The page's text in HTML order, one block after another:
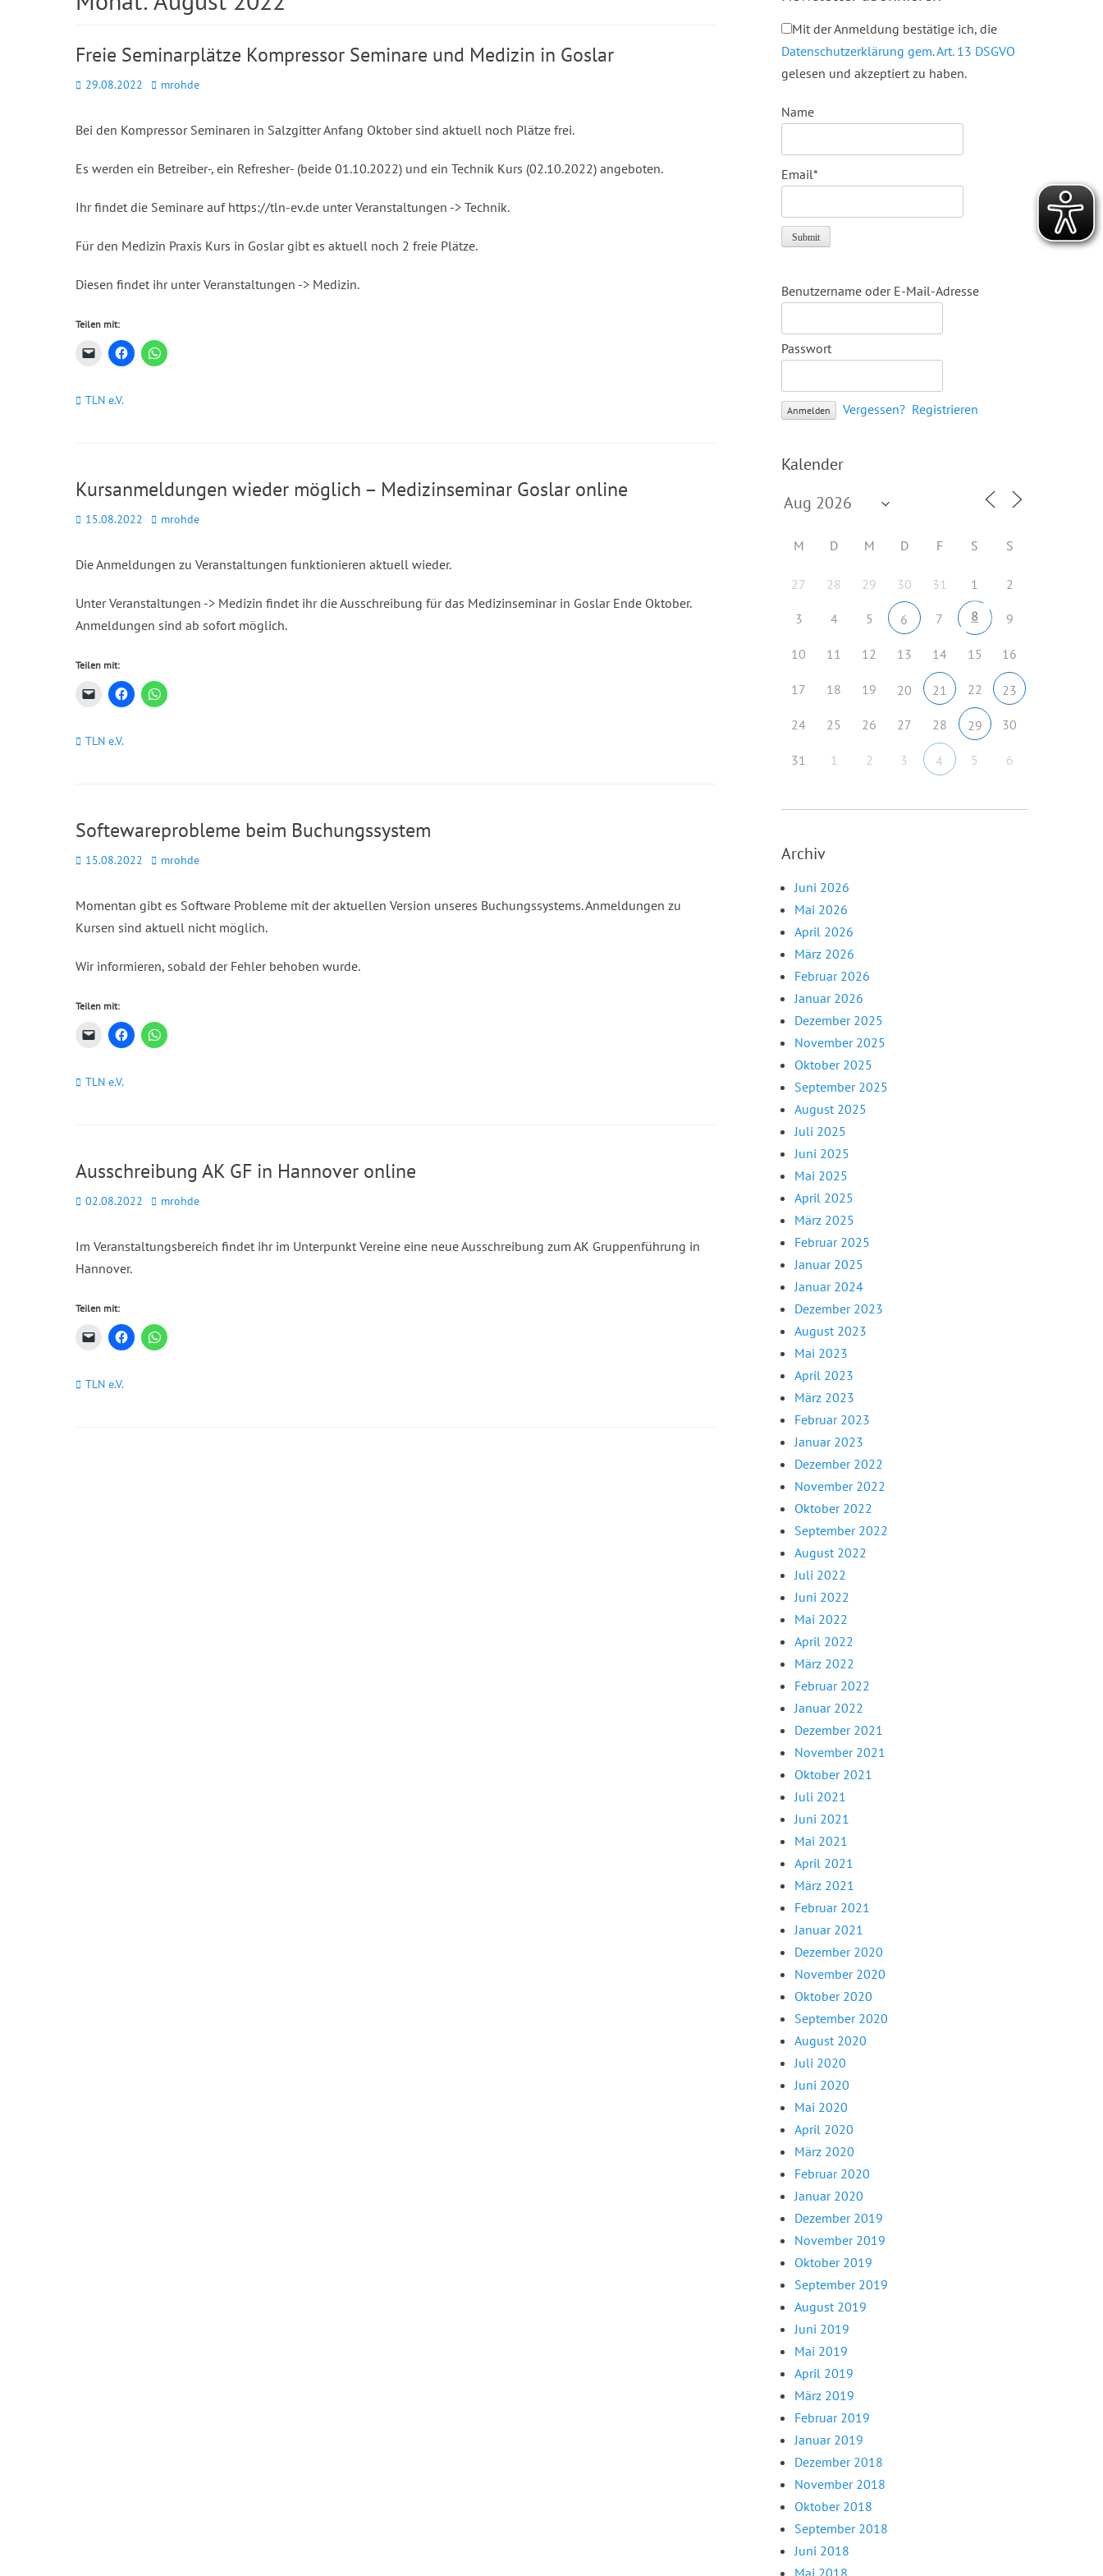
Freie Seminarplätze Kompressor Seminare und Medizin in Goslar
Posted
29.08.2022 Autor
mrohde
Bei den Kompressor Seminaren in Salzgitter Anfang Oktober sind aktuell noch Plätze frei.
Es werden ein Betreiber-, ein Refresher- (beide 01.10.2022) und ein Technik Kurs (02.10.2022) angeboten.
Ihr findet die Seminare auf https://tln-ev.de unter Veranstaltungen -> Technik.
Für den Medizin Praxis Kurs in Goslar gibt es aktuell noch 2 freie Plätze.
Diesen findet ihr unter Veranstaltungen -> Medizin.
Teilen mit:
Kategorien
TLN e.V.
Kursanmeldungen wieder möglich – Medizinseminar Goslar online
Posted
15.08.2022 Autor
mrohde
Die Anmeldungen zu Veranstaltungen funktionieren aktuell wieder.
Unter Veranstaltungen -> Medizin findet ihr die Ausschreibung für das Medizinseminar in Goslar Ende Oktober.
Anmeldungen sind ab sofort möglich.
Teilen mit:
Kategorien
TLN e.V.
Softewareprobleme beim Buchungssystem
Posted
15.08.2022 Autor
mrohde
Momentan gibt es Software Probleme mit der aktuellen Version unseres Buchungssystems. Anmeldungen zu
Kursen sind aktuell nicht möglich.
Wir informieren, sobald der Fehler behoben wurde.
Teilen mit:
Kategorien
TLN e.V.
Ausschreibung AK GF in Hannover online
Posted
02.08.2022 Autor
mrohde
Im Veranstaltungsbereich findet ihr im Unterpunkt Vereine eine neue Ausschreibung zum AK Gruppenführung in
Hannover.
Teilen mit:
Kategorien
TLN e.V.
Mit der Anmeldung bestätige ich, die
Datenschutzerklärung gem. Art. 13 DSGVO
gelesen und akzeptiert zu haben.
Name
Email*
Benutzername oder E-Mail-Adresse
Passwort
Vergessen? Registrieren
Kalender
M D M D F S S
27 28 29 30 31 1 2
3 4 5 6 7 8 9
10 11 12 13 14 15 16
17 18 19 20 21 22 23
24 25 26 27 28 29 30
31 1 2 3 4 5 6
Archiv
Juni 2026
Mai 2026
April 2026
März 2026
Februar 2026
Januar 2026
Dezember 2025
November 2025
Oktober 2025
September 2025
August 2025
Juli 2025
Juni 2025
Mai 2025
April 2025
März 2025
Februar 2025
Januar 2025
Januar 2024
Dezember 2023
August 2023
Mai 2023
April 2023
März 2023
Februar 2023
Januar 2023
Dezember 2022
November 2022
Oktober 2022
September 2022
August 2022
Juli 2022
Juni 2022
Mai 2022
April 2022
März 2022
Februar 2022
Januar 2022
Dezember 2021
November 2021
Oktober 2021
Juli 2021
Juni 2021
Mai 2021
April 2021
März 2021
Februar 2021
Januar 2021
Dezember 2020
November 2020
Oktober 2020
September 2020
August 2020
Juli 2020
Juni 2020
Mai 2020
April 2020
März 2020
Februar 2020
Januar 2020
Dezember 2019
November 2019
Oktober 2019
September 2019
August 2019
Juni 2019
Mai 2019
April 2019
März 2019
Februar 2019
Januar 2019
Dezember 2018
November 2018
Oktober 2018
September 2018
Juni 2018